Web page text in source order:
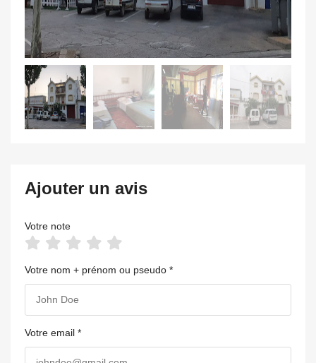
Ajouter un avis
Votre note
Votre nom + prénom ou pseudo *
Votre email *